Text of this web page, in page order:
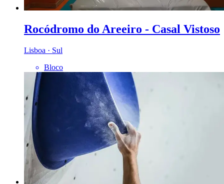
Rocódromo do Areeiro - Casal Vistoso
Lisboa · Sul
Bloco